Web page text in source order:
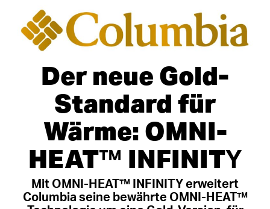
Der neue Gold-
Standard für
Wärme: OMNI-
HEAT™ INFINITY
Mit OMNI-HEAT™ INFINITY erweitert
Columbia seine bewährte OMNI-HEAT™